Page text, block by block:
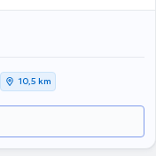
10,5 km